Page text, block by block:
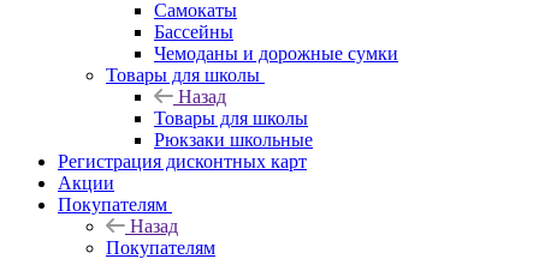
Самокаты
Бассейны
Чемоданы и дорожные сумки
Товары для школы
Назад
Товары для школы
Рюкзаки школьные
Регистрация дисконтных карт
Акции
Покупателям
Назад
Покупателям